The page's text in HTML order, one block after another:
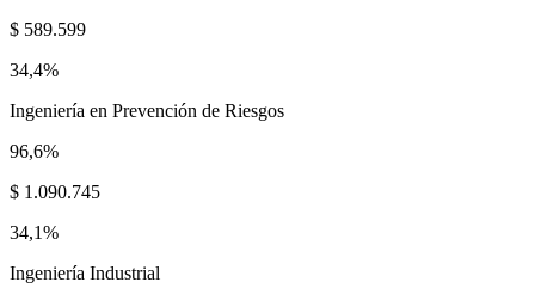
$ 589.599
34,4%
Ingeniería en Prevención de Riesgos
96,6%
$ 1.090.745
34,1%
Ingeniería Industrial